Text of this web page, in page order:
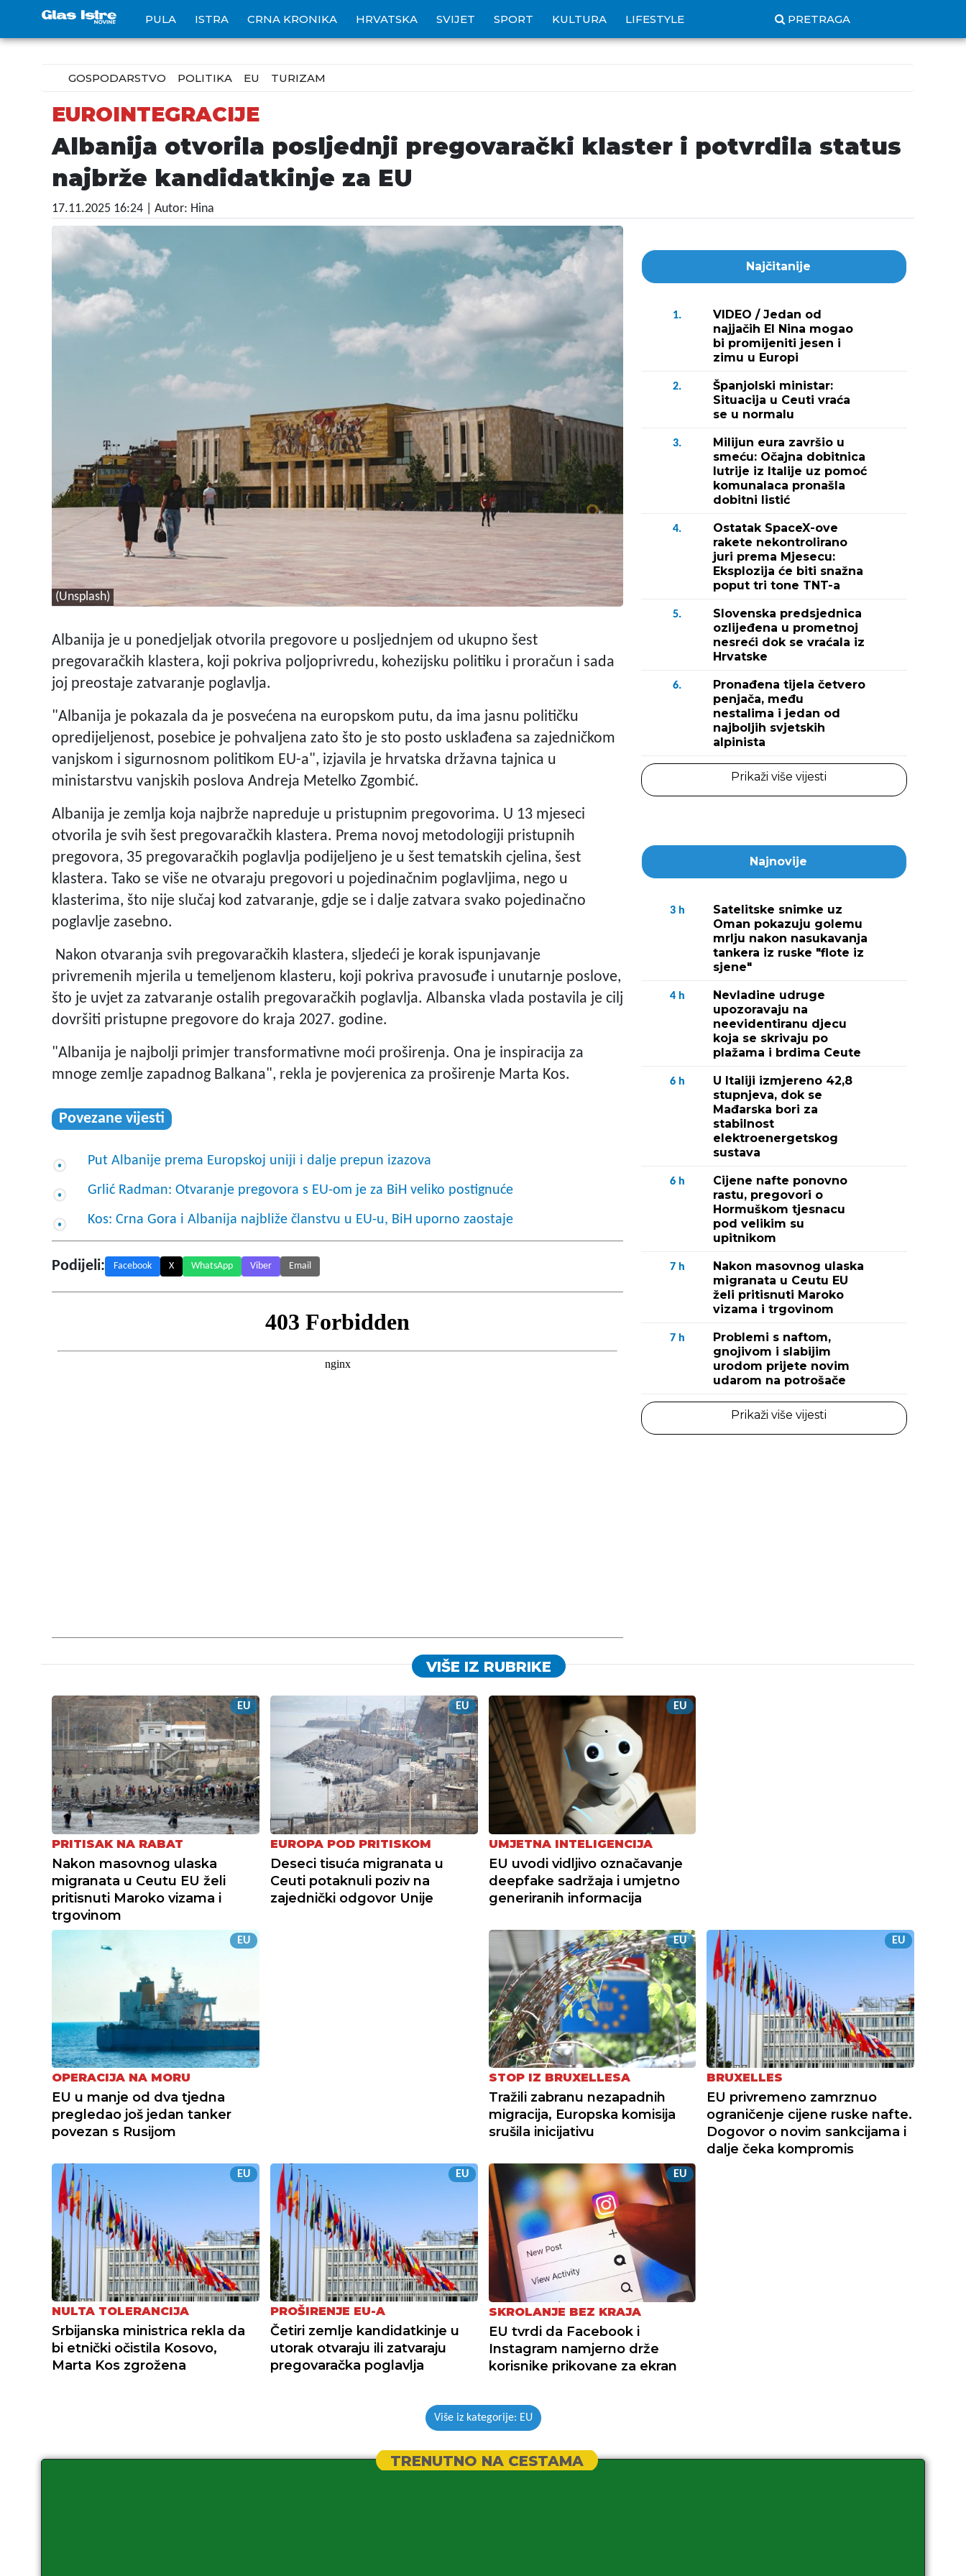
PULA ISTRA CRNA KRONIKA HRVATSKA SVIJET SPORT KULTURA LIFESTYLE PRETRAGA
GOSPODARSTVO POLITIKA EU TURIZAM
EUROINTEGRACIJE
Albanija otvorila posljednji pregovarački klaster i potvrdila status
najbrže kandidatkinje za EU
17.11.2025 16:24 | Autor: Hina
(Unsplash)
Albanija je u ponedjeljak otvorila pregovore u posljednjem od ukupno šest
pregovaračkih klastera, koji pokriva poljoprivredu, kohezijsku politiku i proračun i sada
joj preostaje zatvaranje poglavlja.
"Albanija je pokazala da je posvećena na europskom putu, da ima jasnu političku
opredijeljenost, posebice je pohvaljena zato što je sto posto usklađena sa zajedničkom
vanjskom i sigurnosnom politikom EU-a", izjavila je hrvatska državna tajnica u
ministarstvu vanjskih poslova Andreja Metelko Zgombić.
Albanija je zemlja koja najbrže napreduje u pristupnim pregovorima. U 13 mjeseci
otvorila je svih šest pregovaračkih klastera. Prema novoj metodologiji pristupnih
pregovora, 35 pregovaračkih poglavlja podijeljeno je u šest tematskih cjelina, šest
klastera. Tako se više ne otvaraju pregovori u pojedinačnim poglavljima, nego u
klasterima, što nije slučaj kod zatvaranje, gdje se i dalje zatvara svako pojedinačno
poglavlje zasebno.
Nakon otvaranja svih pregovaračkih klastera, sljedeći je korak ispunjavanje
privremenih mjerila u temeljenom klasteru, koji pokriva pravosuđe i unutarnje poslove,
što je uvjet za zatvaranje ostalih pregovaračkih poglavlja. Albanska vlada postavila je cilj
dovršiti pristupne pregovore do kraja 2027. godine.
"Albanija je najbolji primjer transformativne moći proširenja. Ona je inspiracija za
mnoge zemlje zapadnog Balkana", rekla je povjerenica za proširenje Marta Kos.
Povezane vijesti
Put Albanije prema Europskoj uniji i dalje prepun izazova
Grlić Radman: Otvaranje pregovora s EU-om je za BiH veliko postignuće
Kos: Crna Gora i Albanija najbliže članstvu u EU-u, BiH uporno zaostaje
Podijeli: Facebook X WhatsApp Viber Email
Najčitanije
1.
VIDEO / Jedan od
najjačih El Nina mogao
bi promijeniti jesen i
zimu u Europi
2.
Španjolski ministar:
Situacija u Ceuti vraća
se u normalu
3.
Milijun eura završio u
smeću: Očajna dobitnica
lutrije iz Italije uz pomoć
komunalaca pronašla
dobitni listić
4.
Ostatak SpaceX-ove
rakete nekontrolirano
juri prema Mjesecu:
Eksplozija će biti snažna
poput tri tone TNT-a
5.
Slovenska predsjednica
ozlijeđena u prometnoj
nesreći dok se vraćala iz
Hrvatske
6.
Pronađena tijela četvero
penjača, među
nestalima i jedan od
najboljih svjetskih
alpinista
Prikaži više vijesti
Najnovije
3 h
Satelitske snimke uz
Oman pokazuju golemu
mrlju nakon nasukavanja
tankera iz ruske "flote iz
sjene"
4 h
Nevladine udruge
upozoravaju na
neevidentiranu djecu
koja se skrivaju po
plažama i brdima Ceute
6 h
U Italiji izmjereno 42,8
stupnjeva, dok se
Mađarska bori za
stabilnost
elektroenergetskog
sustava
6 h
Cijene nafte ponovno
rastu, pregovori o
Hormuškom tjesnacu
pod velikim su
upitnikom
7 h
Nakon masovnog ulaska
migranata u Ceutu EU
želi pritisnuti Maroko
vizama i trgovinom
7 h
Problemi s naftom,
gnojivom i slabijim
urodom prijete novim
udarom na potrošače
Prikaži više vijesti
VIŠE IZ RUBRIKE
EU
PRITISAK NA RABAT
Nakon masovnog ulaska
migranata u Ceutu EU želi
pritisnuti Maroko vizama i
trgovinom
EU
EUROPA POD PRITISKOM
Deseci tisuća migranata u
Ceuti potaknuli poziv na
zajednički odgovor Unije
EU
UMJETNA INTELIGENCIJA
EU uvodi vidljivo označavanje
deepfake sadržaja i umjetno
generiranih informacija
EU
OPERACIJA NA MORU
EU u manje od dva tjedna
pregledao još jedan tanker
povezan s Rusijom
EU
STOP IZ BRUXELLESA
Tražili zabranu nezapadnih
migracija, Europska komisija
srušila inicijativu
EU
BRUXELLES
EU privremeno zamrznuo
ograničenje cijene ruske nafte.
Dogovor o novim sankcijama i
dalje čeka kompromis
EU
NULTA TOLERANCIJA
Srbijanska ministrica rekla da
bi etnički očistila Kosovo,
Marta Kos zgrožena
EU
PROŠIRENJE EU-A
Četiri zemlje kandidatkinje u
utorak otvaraju ili zatvaraju
pregovaračka poglavlja
EU
SKROLANJE BEZ KRAJA
EU tvrdi da Facebook i
Instagram namjerno drže
korisnike prikovane za ekran
Više iz kategorije: EU
TRENUTNO NA CESTAMA